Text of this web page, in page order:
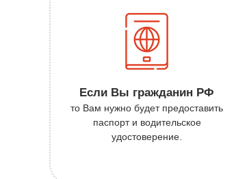
Если Вы гражданин РФ
то Вам нужно будет предоставить
паспорт и водительское
удостоверение.